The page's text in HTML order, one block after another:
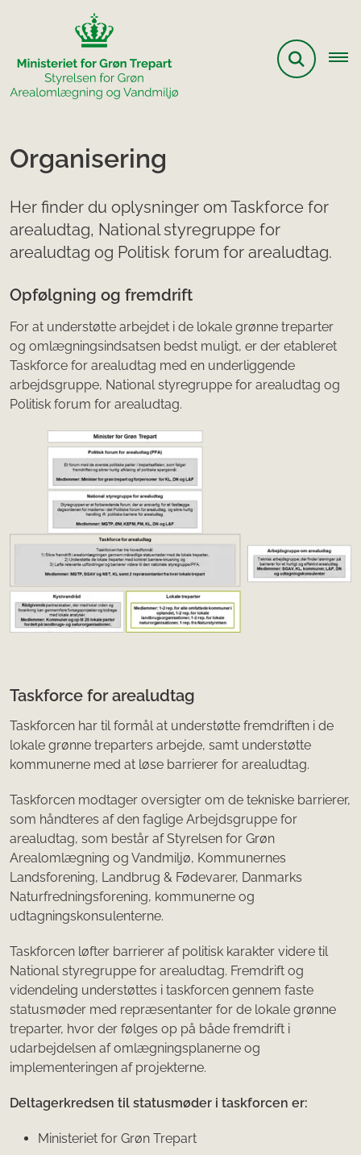
Organisering
Her finder du oplysninger om Taskforce for
arealudtag, National styregruppe for
arealudtag og Politisk forum for arealudtag.
Opfølgning og fremdrift
For at understøtte arbejdet i de lokale grønne treparter
og omlægningsindsatsen bedst muligt, er der etableret
Taskforce for arealudtag med en underliggende
arbejdsgruppe, National styregruppe for arealudtag og
Politisk forum for arealudtag.
Taskforce for arealudtag
Taskforcen har til formål at understøtte fremdriften i de
lokale grønne treparters arbejde, samt understøtte
kommunerne med at løse barrierer for arealudtag.
Taskforcen modtager oversigter om de tekniske barrierer,
som håndteres af den faglige Arbejdsgruppe for
arealudtag, som består af Styrelsen for Grøn
Arealomlægning og Vandmiljø, Kommunernes
Landsforening, Landbrug & Fødevarer, Danmarks
Naturfredningsforening, kommunerne og
udtagningskonsulenterne.
Taskforcen løfter barrierer af politisk karakter videre til
National styregruppe for arealudtag. Fremdrift og
videndeling understøttes i taskforcen gennem faste
statusmøder med repræsentanter for de lokale grønne
treparter, hvor der følges op på både fremdrift i
udarbejdelsen af omlægningsplanerne og
implementeringen af projekterne.
Deltagerkredsen til statusmøder i taskforcen er:
Ministeriet for Grøn Trepart